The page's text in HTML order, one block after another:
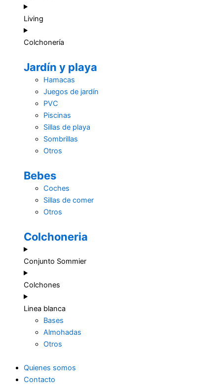
Living
Colchonería
Jardín y playa
Hamacas
Juegos de jardín
PVC
Piscinas
Sillas de playa
Sombrillas
Otros
Bebes
Coches
Sillas de comer
Otros
Colchoneria
Conjunto Sommier
Colchones
Linea blanca
Bases
Almohadas
Otros
Quienes somos
Contacto